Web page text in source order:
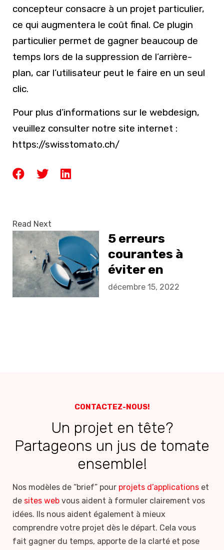
concepteur consacre à un projet particulier,
ce qui augmentera le coût final. Ce plugin
particulier permet de gagner beaucoup de
temps lors de la suppression de l’arrière-
plan, car l’utilisateur peut le faire en un seul
clic.
Pour plus d’informations sur le webdesign,
veuillez consulter notre site internet :
https://swisstomato.ch/
Read Next
5 erreurs
courantes à
éviter en
conception
décembre 15, 2022
CONTACTEZ-NOUS!
Un projet en tête?
Partageons un jus de tomate
ensemble!
Nos modèles de “brief” pour projets d’applications et
de sites web vous aident à formuler clairement vos
idées. Ils nous aident également à mieux
comprendre votre projet dès le départ. Cela vous
fait gagner du temps, apporte de la clarté et pose